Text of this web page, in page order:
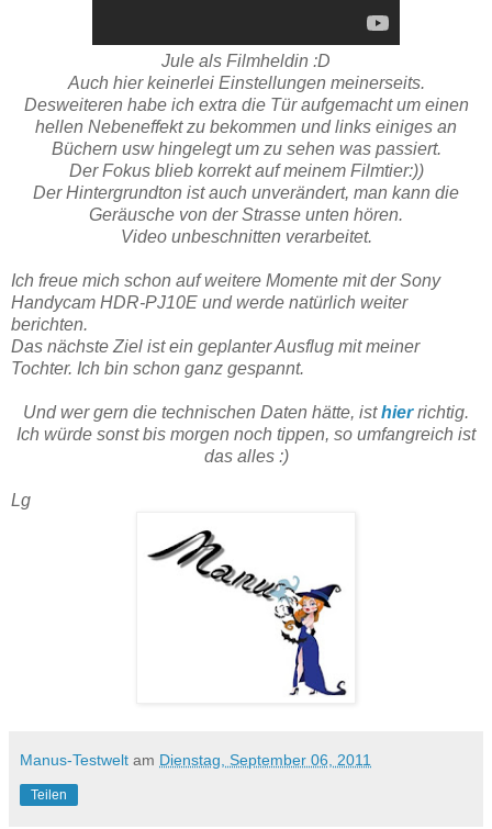
Jule als Filmheldin :D
Auch hier keinerlei Einstellungen meinerseits.
Desweiteren habe ich extra die Tür aufgemacht um einen
hellen Nebeneffekt zu bekommen und links einiges an
Büchern usw hingelegt um zu sehen was passiert.
Der Fokus blieb korrekt auf meinem Filmtier:))
Der Hintergrundton ist auch unverändert, man kann die
Geräusche von der Strasse unten hören.
Video unbeschnitten verarbeitet.
Ich freue mich schon auf weitere Momente mit der Sony
Handycam HDR-PJ10E und werde natürlich weiter
berichten.
Das nächste Ziel ist ein geplanter Ausflug mit meiner
Tochter. Ich bin schon ganz gespannt.
Und wer gern die technischen Daten hätte, isthierrichtig.
Ich würde sonst bis morgen noch tippen, so umfangreich ist
das alles :)
Lg
Manus-Testwelt am Dienstag, September 06, 2011
Teilen